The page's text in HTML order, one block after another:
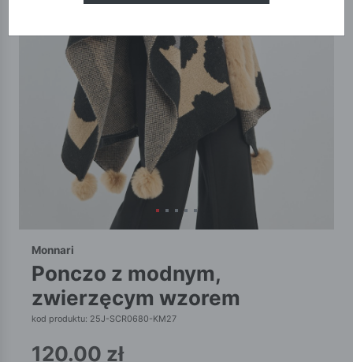
Monnari
ponczo z modnym,
zwierzęcym wzorem
kod produktu: 25J-SCR0680-KM27
120.00 zł